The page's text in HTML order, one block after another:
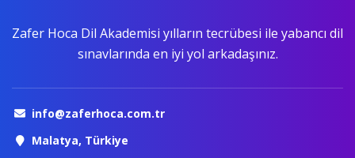
Zafer Hoca Dil Akademisi yılların tecrübesi ile yabancı dil
sınavlarında en iyi yol arkadaşınız.
info@zaferhoca.com.tr
Malatya, Türkiye